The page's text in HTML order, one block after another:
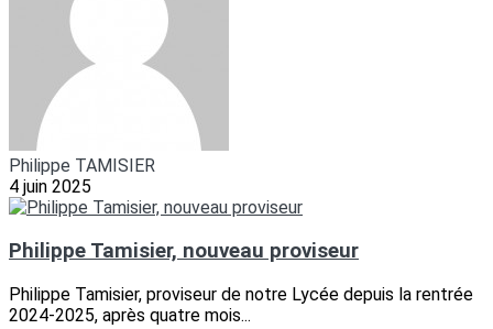
Philippe TAMISIER
4 juin 2025
Philippe Tamisier, nouveau proviseur
Philippe Tamisier, proviseur de notre Lycée depuis la rentrée
2024-2025, après quatre mois...